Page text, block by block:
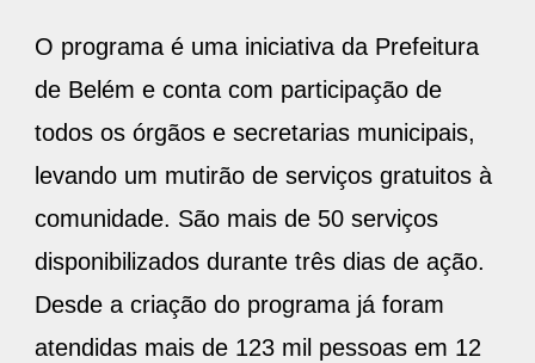
O programa é uma iniciativa da Prefeitura
de Belém e conta com participação de
todos os órgãos e secretarias municipais,
levando um mutirão de serviços gratuitos à
comunidade. São mais de 50 serviços
disponibilizados durante três dias de ação.
Desde a criação do programa já foram
atendidas mais de 123 mil pessoas em 12